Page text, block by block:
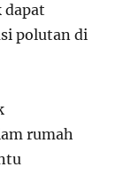
dapat
polutan di
rumah